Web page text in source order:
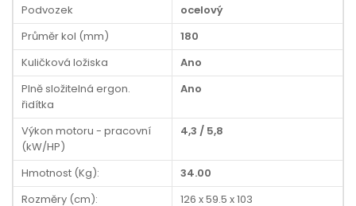
Podvozek
ocelový
Průměr kol (mm)
180
Kuličková ložiska
Ano
Plně složitelná ergon.
řidítka
Ano
Výkon motoru - pracovní
(kW/HP)
4,3 / 5,8
Hmotnost (Kg):
34.00
Rozměry (cm):
126 x 59.5 x 103